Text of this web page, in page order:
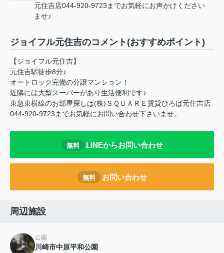
元住吉店044-920-9723までお気軽にお声かけください
ませ♪
ジョイフル元住吉のコメント(おすすめポイント)
【ジョイフル元住吉】
元住吉駅徒歩8分♪
オートロック完備の分譲マンション！
近隣には大型スーパーがあり生活便利です♪
東急東横線のお部屋探しは(株)ＳＱＵＡＲＥ賃貸ひろば元住吉店
044-920-9723までお気軽にお問い合わせ下さいませ。
無料 LINEからお問い合わせ
無料 お問い合わせ
周辺施設
公園
川崎市中原平和公園